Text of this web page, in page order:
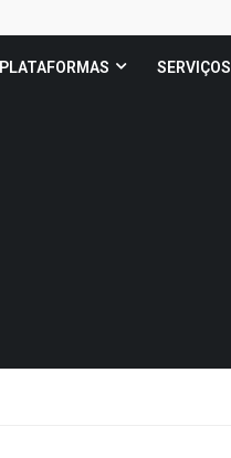
PLATAFORMAS SERVIÇOS